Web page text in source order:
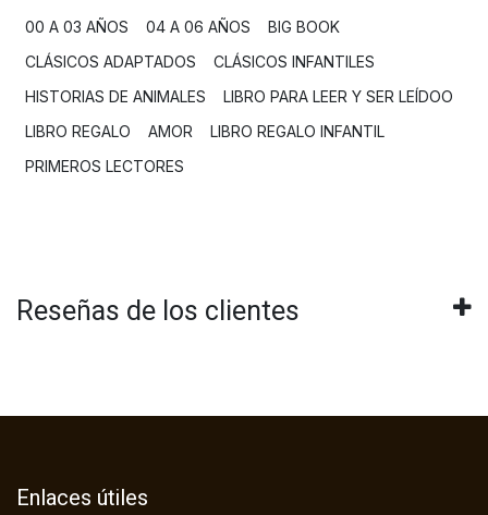
00 A 03 AÑOS 04 A 06 AÑOS
BIG BOOK
CLÁSICOS ADAPTADOS
CLÁSICOS INFANTILES
HISTORIAS DE ANIMALES
LIBRO PARA LEER Y SER LEÍDOO
LIBRO REGALO
AMOR
LIBRO REGALO INFANTIL
PRIMEROS LECTORES
Reseñas de los clientes
Enlaces útiles